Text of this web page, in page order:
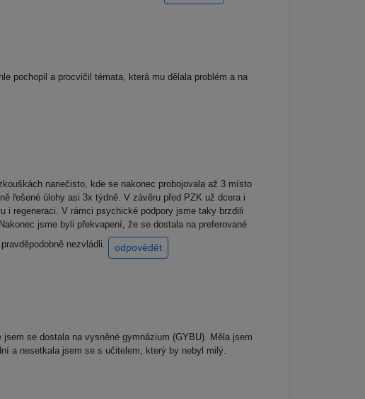
pochopil a procvičil témata, která mu dělala problém a na
nanečisto, kde se nakonec probojovala až 3 místo
řešené úlohy asi 3x týdně. V závěru před PZK už dcera i
regeneraci. V rámci psychické podpory jsme taky brzdili
jsme byli překvapení, že se dostala na preferované
nezvládli.
odpovědět
se dostala na vysněné gymnázium (GYBU). Měla jsem
a nesetkala jsem se s učitelem, který by nebyl milý.